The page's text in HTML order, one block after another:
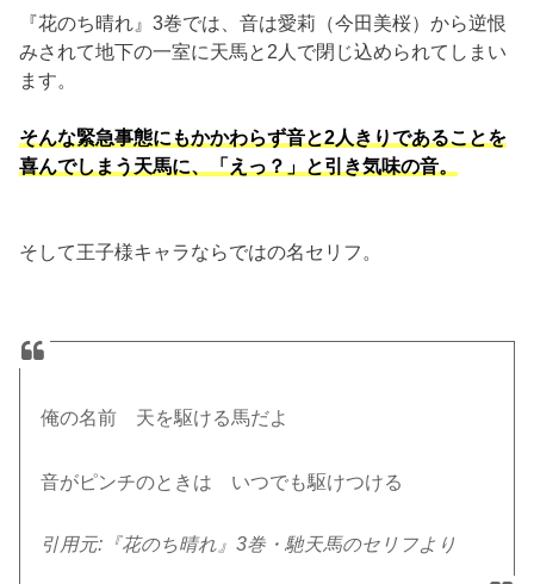
『花のち晴れ』3巻では、音は愛莉（今田美桜）から逆恨
みされて地下の一室に天馬と2人で閉じ込められてしまい
ます。
そんな緊急事態にもかかわらず音と2人きりであることを
喜んでしまう天馬に、「えっ？」と引き気味の音。
そして王子様キャラならではの名セリフ。
俺の名前 天を駆ける馬だよ
音がピンチのときは いつでも駆けつける
引用元:『花のち晴れ』3巻・馳天馬のセリフより